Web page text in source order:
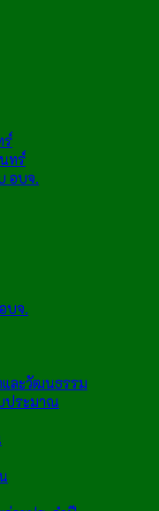
ร์
ทร์
อบจ.
บจ.
ละวัฒนธรรม
ประมาณ